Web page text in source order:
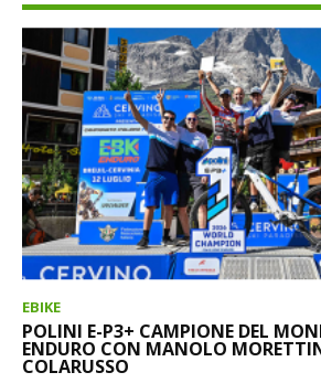
EBIKE
POLINI E-P3+ CAMPIONE DEL
ENDURO CON MANOLO
COLARUSSO